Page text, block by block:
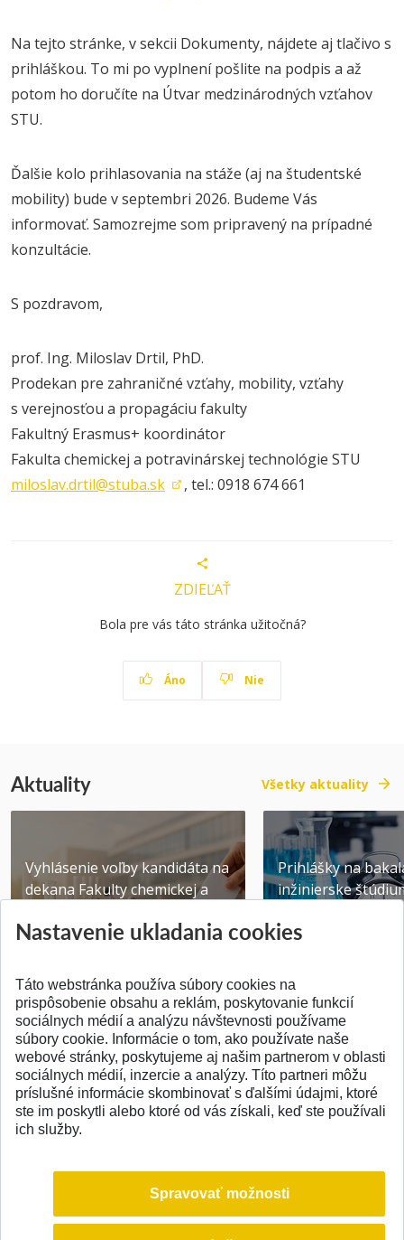
Na tejto stránke, v sekcii Dokumenty, nájdete aj tlačivo s
prihláškou. To mi po vyplnení pošlite na podpis a až
potom ho doručíte na Útvar medzinárodných vzťahov
STU.
Ďalšie kolo prihlasovania na stáže (aj na študentské
mobility) bude v septembri 2026. Budeme Vás
informovať. Samozrejme som pripravený na prípadné
konzultácie.
S pozdravom,
prof. Ing. Miloslav Drtil, PhD.
Prodekan pre zahraničné vzťahy, mobility, vzťahy
s verejnosťou a propagáciu fakulty
Fakultný Erasmus+ koordinátor
Fakulta chemickej a potravinárskej technológie STU
miloslav.drtil@stuba.sk
, tel.: 0918 674 661
ZDIEĽAŤ
Bola pre vás táto stránka užitočná?
Áno Nie
Aktuality Všetky aktuality
Vyhlásenie voľby kandidáta na
dekana Fakulty chemickej a
Publikované 31.07.2026
Prihlášky na
inžinierske
Publikované
SPÄŤ NA VRCH
Nastavenie ukladania cookies
Táto webstránka používa súbory cookies na
prispôsobenie obsahu a reklám, poskytovanie funkcií
sociálnych médií a analýzu návštevnosti používame
súbory cookie. Informácie o tom, ako používate naše
webové stránky, poskytujeme aj našim partnerom v oblasti
sociálnych médií, inzercie a analýzy. Títo partneri môžu
príslušné informácie skombinovať s ďalšími údajmi, ktoré
ste im poskytli alebo ktoré od vás získali, keď ste používali
ich služby.
Spravovať možnosti